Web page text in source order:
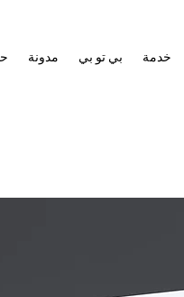
مدونة بي تو بي خدمة